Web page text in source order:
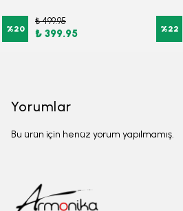
%20
₺ 499.95
₺ 399.95 %22
Yorumlar
Bu ürün için henüz yorum yapılmamış.